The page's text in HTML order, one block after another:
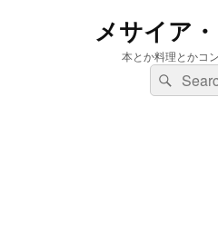
メサイア
本とか料理とかコ
検
索:
検
索